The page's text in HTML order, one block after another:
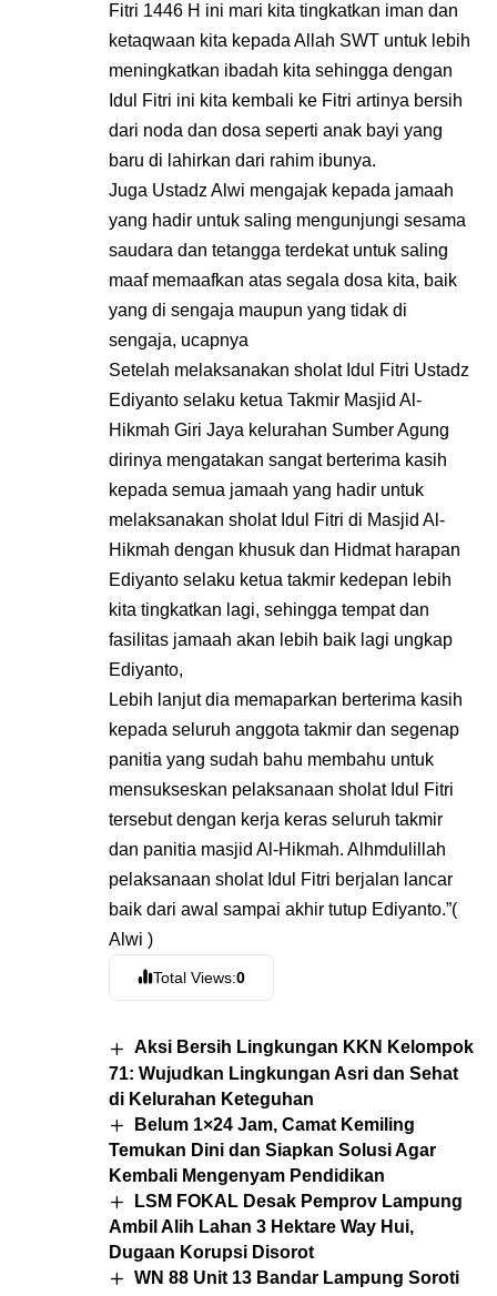
Fitri 1446 H ini mari kita tingkatkan iman dan
ketaqwaan kita kepada Allah SWT untuk lebih
meningkatkan ibadah kita sehingga dengan
Idul Fitri ini kita kembali ke Fitri artinya bersih
dari noda dan dosa seperti anak bayi yang
baru di lahirkan dari rahim ibunya.
Juga Ustadz Alwi mengajak kepada jamaah
yang hadir untuk saling mengunjungi sesama
saudara dan tetangga terdekat untuk saling
maaf memaafkan atas segala dosa kita, baik
yang di sengaja maupun yang tidak di
sengaja, ucapnya
Setelah melaksanakan sholat Idul Fitri Ustadz
Ediyanto selaku ketua Takmir Masjid Al-
Hikmah Giri Jaya kelurahan Sumber Agung
dirinya mengatakan sangat berterima kasih
kepada semua jamaah yang hadir untuk
melaksanakan sholat Idul Fitri di Masjid Al-
Hikmah dengan khusuk dan Hidmat harapan
Ediyanto selaku ketua takmir kedepan lebih
kita tingkatkan lagi, sehingga tempat dan
fasilitas jamaah akan lebih baik lagi ungkap
Ediyanto,
Lebih lanjut dia memaparkan berterima kasih
kepada seluruh anggota takmir dan segenap
panitia yang sudah bahu membahu untuk
mensukseskan pelaksanaan sholat Idul Fitri
tersebut dengan kerja keras seluruh takmir
dan panitia masjid Al-Hikmah. Alhmdulillah
pelaksanaan sholat Idul Fitri berjalan lancar
baik dari awal sampai akhir tutup Ediyanto.”(
Alwi )
Total Views:0
Aksi Bersih Lingkungan KKN Kelompok
71: Wujudkan Lingkungan Asri dan Sehat
di Kelurahan Keteguhan
Belum 1×24 Jam, Camat Kemiling
Temukan Dini dan Siapkan Solusi Agar
Kembali Mengenyam Pendidikan
LSM FOKAL Desak Pemprov Lampung
Ambil Alih Lahan 3 Hektare Way Hui,
Dugaan Korupsi Disorot
WN 88 Unit 13 Bandar Lampung Soroti